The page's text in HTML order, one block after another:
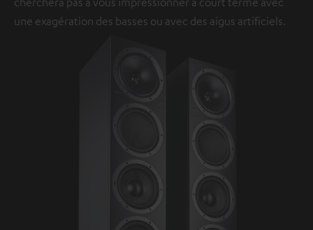
une exagération des basses ou avec des aigus artificiels.